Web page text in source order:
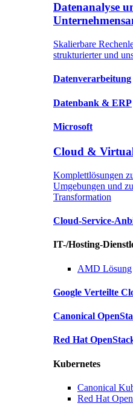
Datenanalyse
Skalierbare
strukturierter und
Datenverarbeitung
Datenbank & ERP
Microsoft
Cloud &
Komplettlösungen
Umgebungen und
Transformation
Cloud-Service-
IT-/Hosting-
AMD Lösung
Google Verteilte
Canonical
Red Hat
Kubernetes
Canonical
Red Hat